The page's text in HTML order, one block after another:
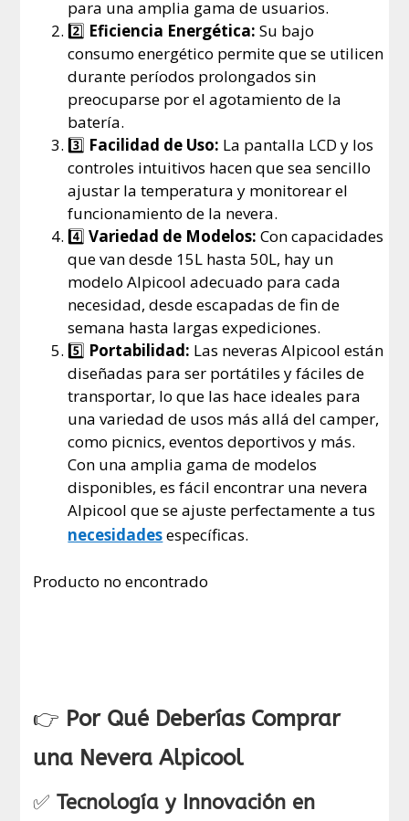
para una amplia gama de usuarios.
2️⃣ Eficiencia Energética: Su bajo
consumo energético permite que se utilicen
durante períodos prolongados sin
preocuparse por el agotamiento de la
batería.
3️⃣ Facilidad de Uso: La pantalla LCD y los
controles intuitivos hacen que sea sencillo
ajustar la temperatura y monitorear el
funcionamiento de la nevera.
4️⃣Variedad de Modelos: Con capacidades
que van desde 15L hasta 50L, hay un
modelo Alpicool adecuado para cada
necesidad, desde escapadas de fin de
semana hasta largas expediciones.
5️⃣ Portabilidad: Las neveras Alpicool están
diseñadas para ser portátiles y fáciles de
transportar, lo que las hace ideales para
una variedad de usos más allá del camper,
como picnics, eventos deportivos y más.
Con una amplia gama de modelos
disponibles, es fácil encontrar una nevera
Alpicool que se ajuste perfectamente a tus
necesidadesespecíficas.
Producto no encontrado
👉 Por Qué Deberías Comprar
una Nevera Alpicool
✅ Tecnología y Innovación en